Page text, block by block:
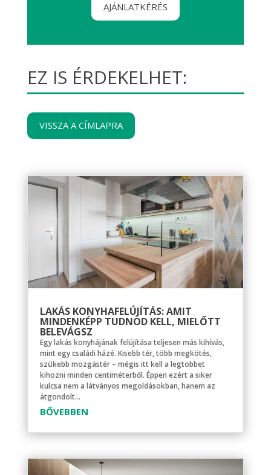
AJÁNLATKÉRÉS
EZ IS ÉRDEKELHET:
VISSZA A CÍMLAPRA
LAKÁS KONYHAFELÚJÍTÁS: AMIT
MINDENKÉPP TUDNOD KELL, MIELŐTT
BELEVÁGSZ
Egy lakás konyhájának felújítása teljesen más kihívás,
mint egy családi házé. Kisebb tér, több megkötés,
szűkebb mozgástér – mégis itt kell a legtöbbet
kihozni minden centiméterből. Éppen ezért a siker
kulcsa nem a látványos megoldásokban, hanem az
átgondolt...
BŐVEBBEN